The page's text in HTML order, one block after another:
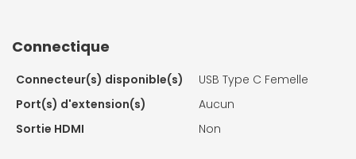
Connectique
Connecteur(s) disponible(s)
USB Type C Femelle
Port(s) d'extension(s)
Aucun
Sortie HDMI
Non